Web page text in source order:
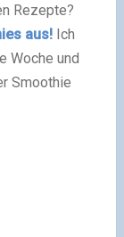
Rezepte?
aus!Ich
Woche und
Smoothie